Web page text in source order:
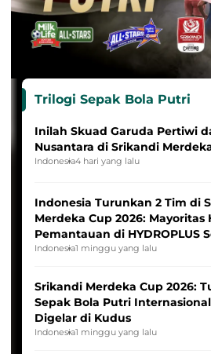
Trilogi Sepak Bola Putri
Inilah Skuad Garuda Pertiwi
Nusantara di Srikandi
Indonesia4 hari yang lalu
Indonesia Turunkan 2 Tim di
Merdeka Cup 2026: Mayoritas
Pemantauan di HYDROPLUS
League
Indonesia1 minggu yang lalu
Srikandi Merdeka Cup 2026:
Sepak Bola Putri
Digelar di Kudus
Indonesia1 minggu yang lalu